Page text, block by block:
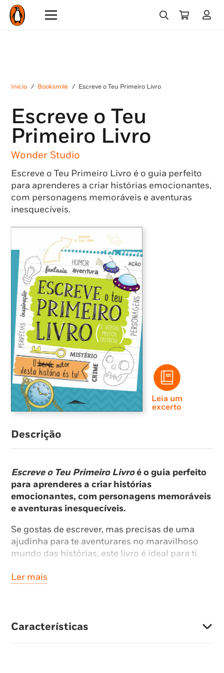
Início / Booksmile / Escreve o Teu Primeiro Livro
Escreve o Teu
Primeiro Livro
Wonder Studio
Escreve o Teu Primeiro Livro é o guia perfeito
para aprenderes a criar histórias emocionantes,
com personagens memoráveis e aventuras
inesquecíveis.
Leia um
excerto
Descrição
Escreve o Teu Primeiro Livroé o guia perfeito
para aprenderes a criar histórias
emocionantes, com personagens memoráveis
e aventuras inesquecíveis.
Se gostas de escrever, mas precisas de uma
ajudinha para te aventurares no maravilhoso
mundo das histórias, este livro é ideal para ti.
Ao longo das páginas deste livro, vais encontrar
dicas, ideias e atividades pertidas para fazer
No fim, rabisca e decora a capa deste livro, para
Ler mais
Características